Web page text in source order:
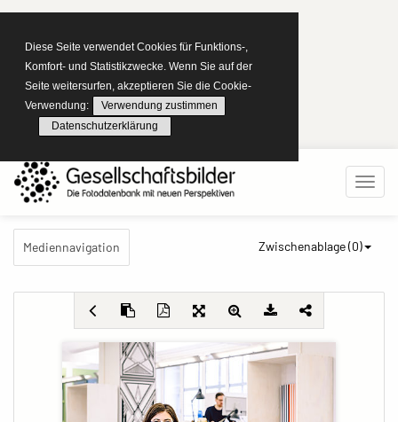
Diese Seite verwendet Cookies für Funktions-,
Komfort- und Statistikzwecke. Wenn Sie auf der
Seite weitersurfen, akzeptieren Sie die Cookie-
Verwendung:
Verwendung zustimmen
Datenschutzerklärung
Mediennavigation Zwischenablage (0)